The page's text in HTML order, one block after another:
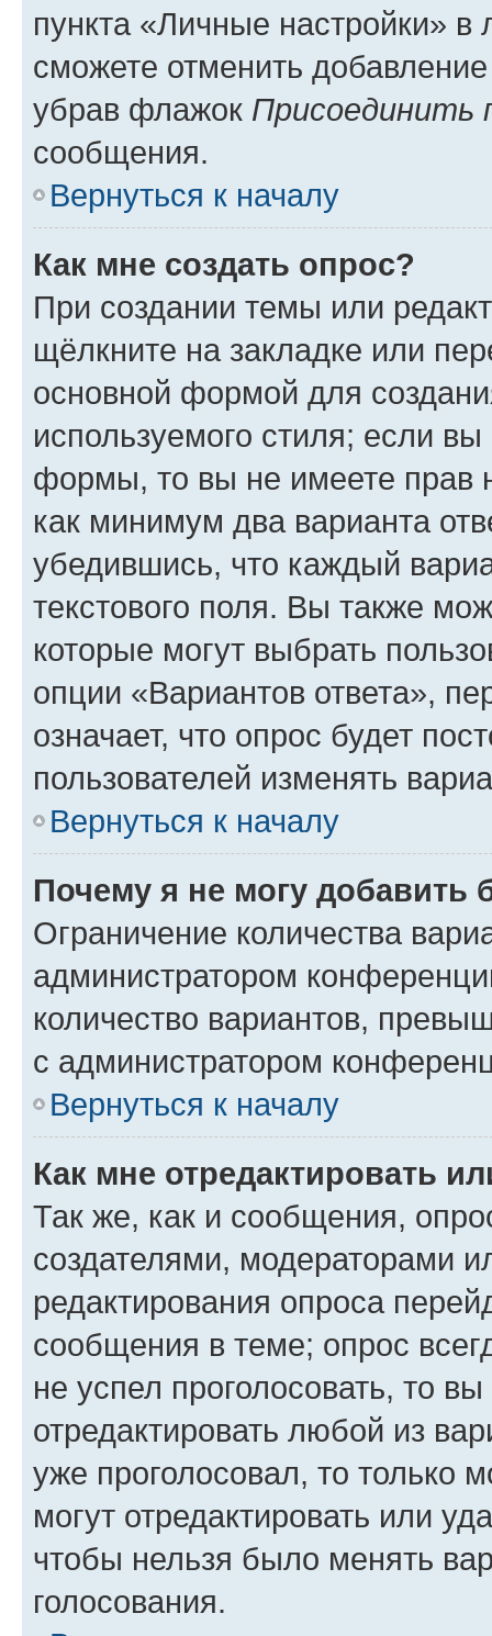
пункта «Личные настройки»
сможете отменить
убрав флажок Присоединить
сообщения.
Вернуться к началу
Как мне создать опрос?
При создании темы или
щёлкните на закладке или
основной формой для
используемого стиля; если
формы, то вы не имеете прав
как минимум два варианта
убедившись, что каждый
текстового поля. Вы также
которые могут выбрать
опции «Вариантов ответа»,
означает, что опрос будет
пользователей изменять
Вернуться к началу
Почему я не могу добавить
Ограничение количества
администратором
количество вариантов,
с администратором
Вернуться к началу
Как мне отредактировать
Так же, как и сообщения,
создателями, модераторами
редактирования опроса
сообщения в теме; опрос
не успел проголосовать, то
отредактировать любой из
уже проголосовал, то только
могут отредактировать или
чтобы нельзя было менять
голосования.